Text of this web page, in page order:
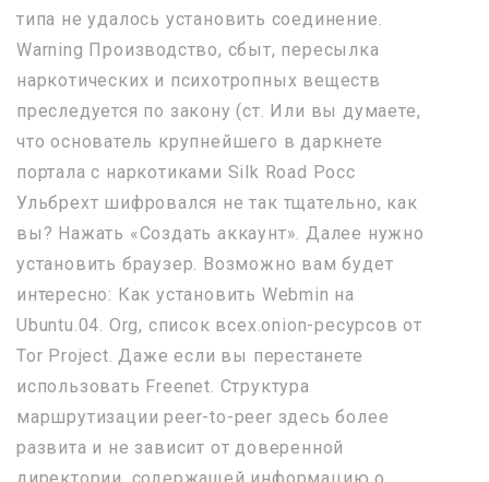
типа не удалось установить соединение.
Warning Производство, сбыт, пересылка
наркотических и психотропных веществ
преследуется по закону (ст. Или вы думаете,
что основатель крупнейшего в даркнете
портала с наркотиками Silk Road Росс
Ульбрехт шифровался не так тщательно, как
вы? Нажать «Создать аккаунт». Далее нужно
установить браузер. Возможно вам будет
интересно: Как установить Webmin на
Ubuntu.04. Org, список всех.onion-ресурсов от
Tor Project. Даже если вы перестанете
использовать Freenet. Структура
маршрутизации peer-to-peer здесь более
развита и не зависит от доверенной